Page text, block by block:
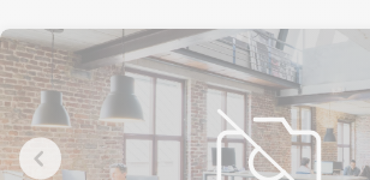
bénéficie également d'un environnement
zones d'activités, des commerces et des
créant ainsi un cadre favorable pour le
entreprises.